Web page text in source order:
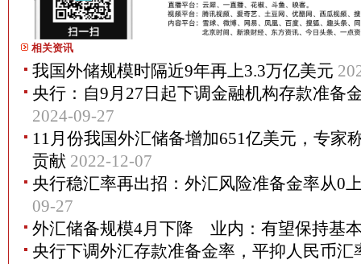
相关资讯
我国外储规模时隔近9年再上3.3万亿美元
央行：自9月27日起下调金融机构存款准备
2024-09-27
11月份我国外汇储备增加651亿美元，专家
贡献 2022-12-07
央行稳汇率再出招：外汇风险准备金率从0
09-27
外汇储备规模4月下降 业内：有望保持基
央行下调外汇存款准备金率，平抑人民币汇